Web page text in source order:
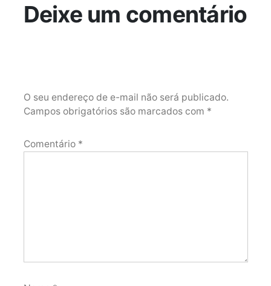
Deixe um comentário
O seu endereço de e-mail não será publicado.
Campos obrigatórios são marcados com *
Comentário *